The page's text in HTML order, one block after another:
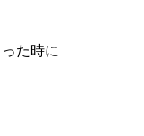
た時に